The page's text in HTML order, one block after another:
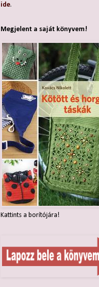
ide.
Megjelent a saját könyvem!
Kattints a borítójára!